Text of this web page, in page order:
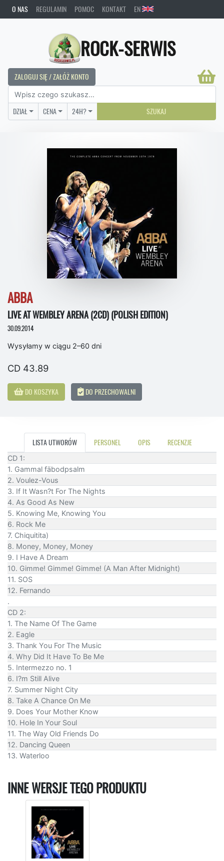
O NAS REGULAMIN POMOC KONTAKT EN
ROCK-SERWIS
ZALOGUJ SIĘ / ZAŁÓŻ KONTO
DZIAŁ CENA 24H? SZUKAJ
ABBA
LIVE AT WEMBLEY ARENA (2CD) (POLISH EDITION)
30.09.2014
Wysyłamy w ciągu 2–60 dni
CD 43.89
DO KOSZYKA DO PRZECHOWALNI
LISTA UTWORÓW PERSONEL OPIS RECENZJE
CD 1:
1. Gammal fäbodpsalm
2. Voulez-Vous
3. If It Wasn?t For The Nights
4. As Good As New
5. Knowing Me, Knowing You
6. Rock Me
7. Chiquitita)
8. Money, Money, Money
9. I Have A Dream
10. Gimme! Gimme! Gimme! (A Man After Midnight)
11. SOS
12. Fernando
.
CD 2:
1. The Name Of The Game
2. Eagle
3. Thank You For The Music
4. Why Did It Have To Be Me
5. Intermezzo no. 1
6. I?m Still Alive
7. Summer Night City
8. Take A Chance On Me
9. Does Your Mother Know
10. Hole In Your Soul
11. The Way Old Friends Do
12. Dancing Queen
13. Waterloo
INNE WERSJE TEGO PRODUKTU